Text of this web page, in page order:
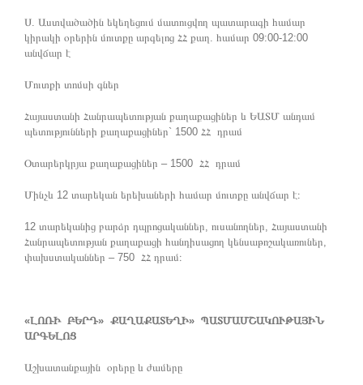
Ս. Աստվածածին եկեղեցում մատուցվող պատարագի համար
կիրակի օրերին մուտքը արգելոց ՀՀ քաղ. համար 09:00-12:00
անվճար է
Մուտքի տոմսի գներ
Հայաստանի Հանրապետության քաղաքացիներ և ԵԱՏՄ անդամ
պետությունների քաղաքացիներ` 1500 ՀՀ դրամ
Օտարերկրյա քաղաքացիներ – 1500 ՀՀ դրամ
Մինչև 12 տարեկան երեխաների համար մուտքը անվճար է։
12 տարեկանից բարձր դպրոցականներ, ուսանողներ, Հայաստանի
Հանրապետության քաղաքացի հանդիսացող կենսաթոշակառուներ,
փախստականներ – 750 ՀՀ դրամ։
«ԼՈՌԻ ԲԵՐԴ» ՔԱՂԱՔԱՏԵՂԻ» ՊԱՏՄԱՄՇԱԿՈՒԹԱՅԻՆ
ԱՐԳԵԼՈՑ
Աշխատանքային օրերը և ժամերը